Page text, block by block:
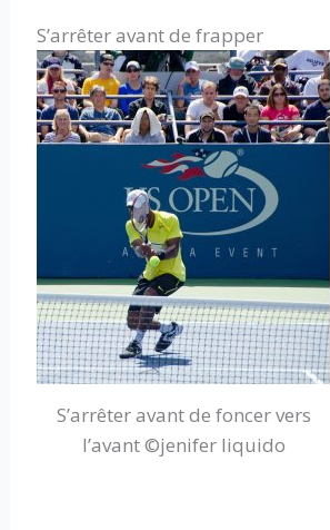
S’arrêter avant de frapper
S’arrêter avant de foncer vers
l’avant ©jenifer liquido